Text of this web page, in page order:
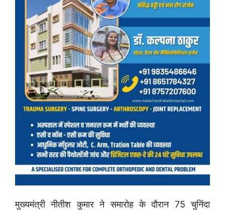
मुख्यमंत्री नीतीश कुमार ने समारोह के दौरान 75 चुनिंदा